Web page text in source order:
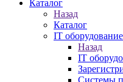
Каталог
Назад
Каталог
IT
Назад
IT
Системы